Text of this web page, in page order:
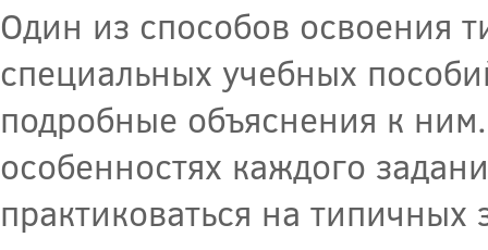
Один из способов освоения
специальных учебных
подробные объяснения к
особенностях каждого
практиковаться на типичных